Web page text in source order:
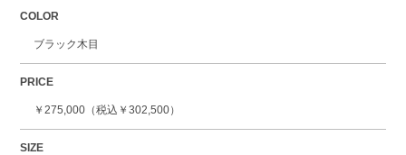
COLOR
ブラック木目
PRICE
￥275,000（税込￥302,500）
SIZE